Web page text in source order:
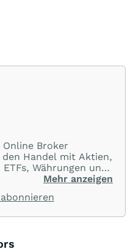
Online Broker
Handel mit Aktien,
Währungen und
Handelsplattform
und das zu
Mehr anzeigen